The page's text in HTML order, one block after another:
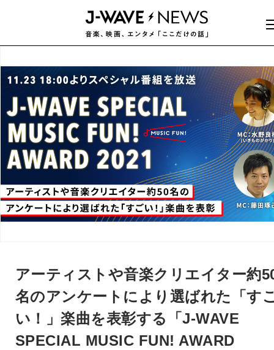
アーティストや音楽クリエイター約
名のアンケートにより選ばれた「す
い！」楽曲を表彰する「J-WAVE
SPECIAL MUSIC FUN! AWARD